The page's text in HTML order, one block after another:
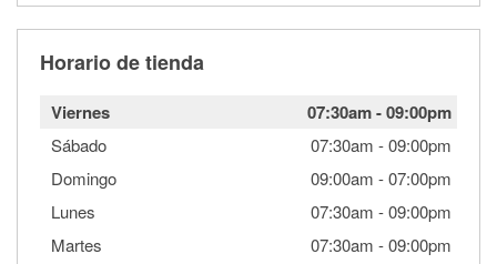
Horario de tienda
Viernes 07:30am-09:00pm
Sábado 07:30am -09:00pm
Domingo
09:00am -07:00pm
Lunes
07:30am -09:00pm
Martes
07:30am -09:00pm